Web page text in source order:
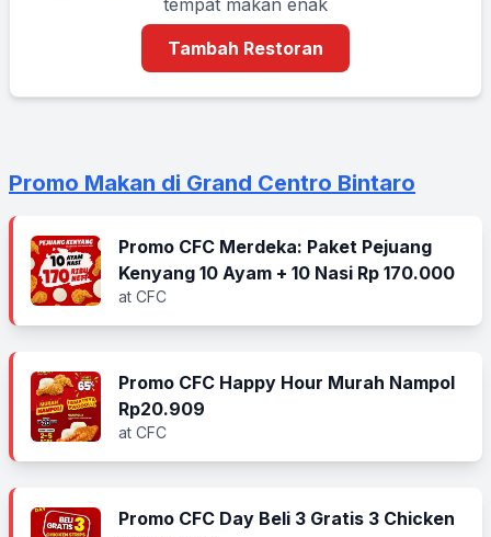
tempat makan enak
Tambah Restoran
Promo Makan di Grand Centro Bintaro
Promo CFC Merdeka: Paket Pejuang
Kenyang 10 Ayam + 10 Nasi Rp 170.000
at CFC
Promo CFC Happy Hour Murah Nampol
Rp20.909
at CFC
Promo CFC Day Beli 3 Gratis 3 Chicken